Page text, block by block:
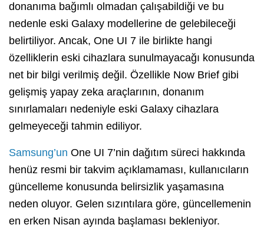
donanıma bağımlı olmadan çalışabildiği ve bu
nedenle eski Galaxy modellerine de gelebileceği
belirtiliyor. Ancak, One UI 7 ile birlikte hangi
özelliklerin eski cihazlara sunulmayacağı konusunda
net bir bilgi verilmiş değil. Özellikle Now Brief gibi
gelişmiş yapay zeka araçlarının, donanım
sınırlamaları nedeniyle eski Galaxy cihazlara
gelmeyeceği tahmin ediliyor.
Samsung’un One UI 7’nin dağıtım süreci hakkında
henüz resmi bir takvim açıklamaması, kullanıcıların
güncelleme konusunda belirsizlik yaşamasına
neden oluyor. Gelen sızıntılara göre, güncellemenin
en erken Nisan ayında başlaması bekleniyor.